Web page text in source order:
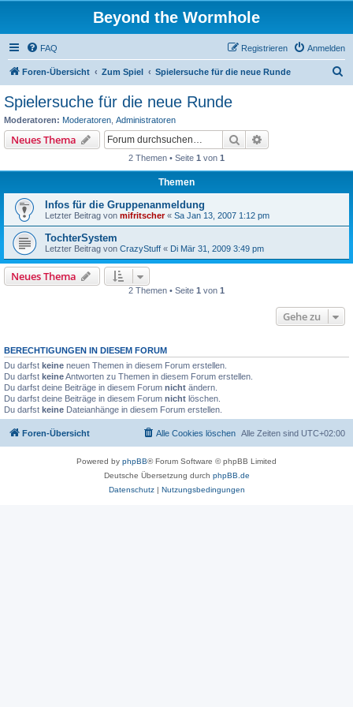
Beyond the Wormhole
FAQ Anmelden
Registrieren
Foren-Übersicht Zum Spiel Spielersuche für die neue Runde
Spielersuche für die neue Runde
Moderatoren: Moderatoren Administratoren
Neues Thema Suche
2 Themen • Seite 1 von 1
Themen
Infos für die Gruppenanmeldung
Letzter Beitrag von mifritscher« Sa Jan 13, 2007 1:12 pm
TochterSystem
Letzter Beitrag von CrazyStuff « Di Mär 31, 2009 3:49 pm
Neues Thema
2 Themen • Seite 1 von 1
Gehe zu
BERECHTIGUNGEN IN DIESEM FORUM
Du darfst keine neuen Themen in diesem Forum erstellen.
Du darfst keineAntworten zu Themen in diesem Forum erstellen.
Du darfst deine Beiträge in diesem Forum nicht ändern.
Du darfst deine Beiträge in diesem Forum nicht löschen.
Du darfst keine Dateianhänge in diesem Forum erstellen.
Foren-Übersicht Alle Zeiten sind UTC+02:00
Alle Cookies löschen
Powered by phpBB® Forum Software © phpBB Limited
Deutsche Übersetzung durch phpBB.de
Datenschutz| Nutzungsbedingungen